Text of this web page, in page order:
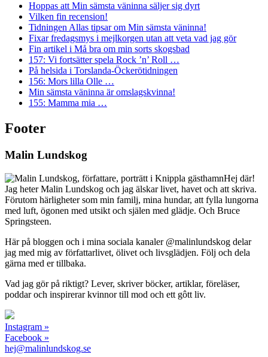
Hoppas att Min sämsta väninna säljer sig dyrt
Vilken fin recension!
Tidningen Allas tipsar om Min sämsta väninna!
Fixar fredagsmys i mejlkorgen utan att veta vad jag gör
Fin artikel i Må bra om min sorts skogsbad
157: Vi fortsätter spela Rock ’n’ Roll …
På helsida i Torslanda-Öckerötidningen
156: Mors lilla Olle …
Min sämsta väninna är omslagskvinna!
155: Mamma mia …
Footer
Malin Lundskog
Hej där!
Jag heter Malin Lundskog och jag älskar livet, havet och att skriva.
Förutom härligheter som min familj, mina hundar, att fylla lungorna
med luft, ögonen med utsikt och själen med glädje. Och Bruce
Springsteen.
Här på bloggen och i mina sociala kanaler @malinlundskog delar
jag med mig av författarlivet, ölivet och livsglädjen. Följ och dela
gärna med er tillbaka.
Vad jag gör på riktigt? Lever, skriver böcker, artiklar, föreläser,
poddar och inspirerar kvinnor till mod och ett gôtt liv.
Instagram »
Facebook »
hej@malinlundskog.se